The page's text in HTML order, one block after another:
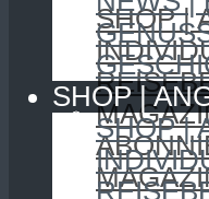
SHOP |
SHOP |
SHOP |